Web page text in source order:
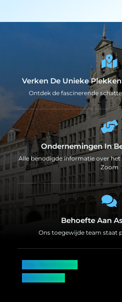
Verken De Unieke
Ontdek de fascinerende
Ondernemingen In
Alle benodigde informatie over
Zoom
Behoefte Aan
Ons toegewijde team staat